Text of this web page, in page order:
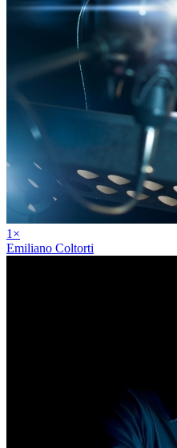
1 ×
Emiliano Coltorti